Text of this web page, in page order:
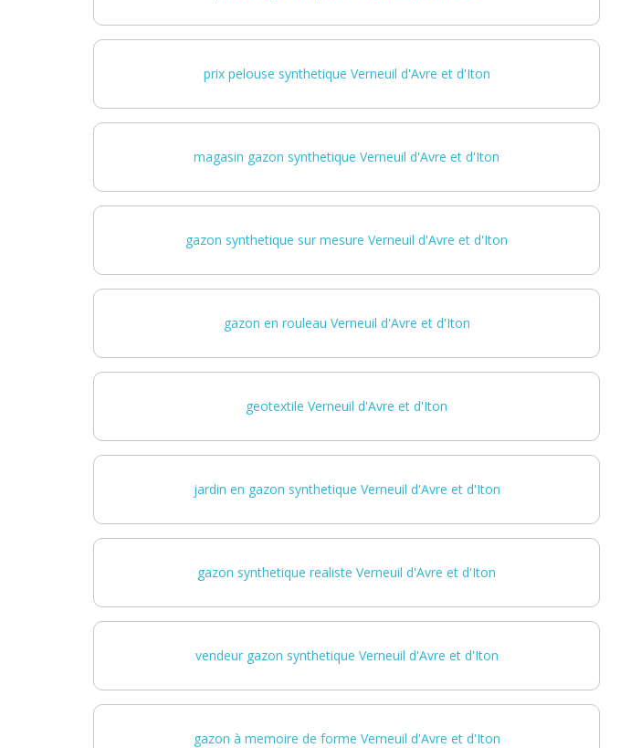
prix pelouse synthetique Verneuil d'Avre et d'Iton
magasin gazon synthetique Verneuil d'Avre et d'Iton
gazon synthetique sur mesure Verneuil d'Avre et d'Iton
gazon en rouleau Verneuil d'Avre et d'Iton
geotextile Verneuil d'Avre et d'Iton
jardin en gazon synthetique Verneuil d'Avre et d'Iton
gazon synthetique realiste Verneuil d'Avre et d'Iton
vendeur gazon synthetique Verneuil d'Avre et d'Iton
gazon à memoire de forme Verneuil d'Avre et d'Iton